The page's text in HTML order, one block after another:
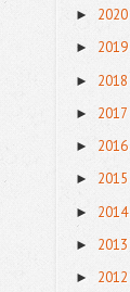
► 2020
► 2019
► 2018
► 2017
► 2016
► 2015
► 2014
► 2013
► 2012